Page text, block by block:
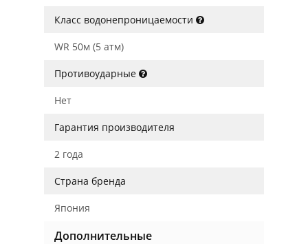
Класс водонепроницаемости
WR 50м (5 атм)
Противоударные
Нет
Гарантия производителя
2 года
Страна бренда
Япония
Дополнительные